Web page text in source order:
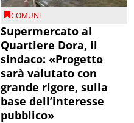
COMUNI
Supermercato al
Quartiere Dora, il
sindaco: «Progetto
sarà valutato con
grande rigore, sulla
base dell’interesse
pubblico»